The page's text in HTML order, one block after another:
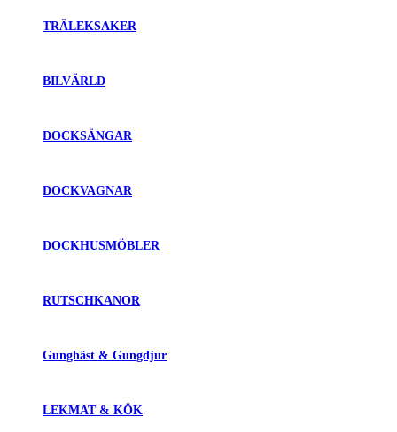
TRÄLEKSAKER
BILVÄRLD
DOCKSÄNGAR
DOCKVAGNAR
DOCKHUSMÖBLER
RUTSCHKANOR
Gunghäst & Gungdjur
LEKMAT & KÖK